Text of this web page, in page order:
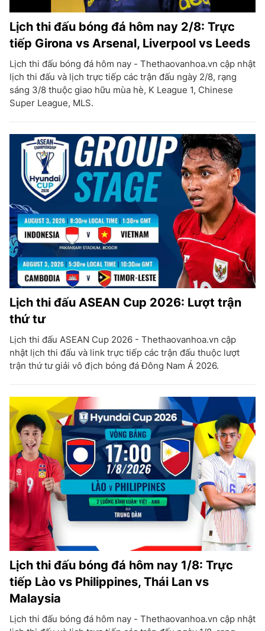
Lịch thi đấu bóng đá hôm nay 2/8: Trực
tiếp Girona vs Arsenal, Liverpool vs Leeds
Lịch thi đấu bóng đá hôm nay - Thethaovanhoa.vn cập nhật
lịch thi đấu và lịch trực tiếp các trận đấu ngày 2/8, rạng
sáng 3/8 thuộc giao hữu mùa hè, K League 1, Chinese
Super League, MLS.
Lịch thi đấu ASEAN Cup 2026: Lượt trận
thứ tư
Lịch thi đấu ASEAN Cup 2026 - Thethaovanhoa.vn cập
nhật lịch thi đấu và link trực tiếp các trận đấu thuộc lượt
trận thứ tư giải vô địch bóng đá Đông Nam Á 2026.
Lịch thi đấu bóng đá hôm nay 1/8: Trực
tiếp Lào vs Philippines, Thái Lan vs
Malaysia
Lịch thi đấu bóng đá hôm nay - Thethaovanhoa.vn cập nhật